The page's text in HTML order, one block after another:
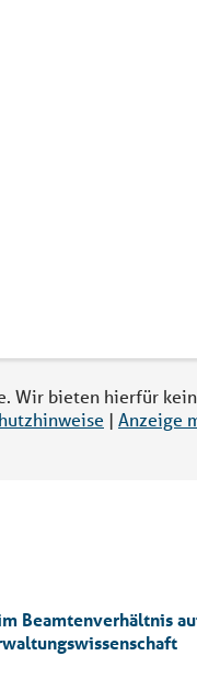
Wir bieten hierfür
| Anzeige
Beamtenverhältnis